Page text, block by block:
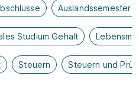
Auslandssemester
Studium Gehalt
Steuern Steuern und